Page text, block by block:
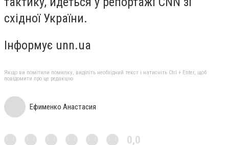
східної України.
Інформує unn.ua
Якщо ви помітили помилку, виділіть необхідний текст і натисніть Ctrl + Enter, щоб
повідомити про це редакцію
Ефименко Анастасия
0,0